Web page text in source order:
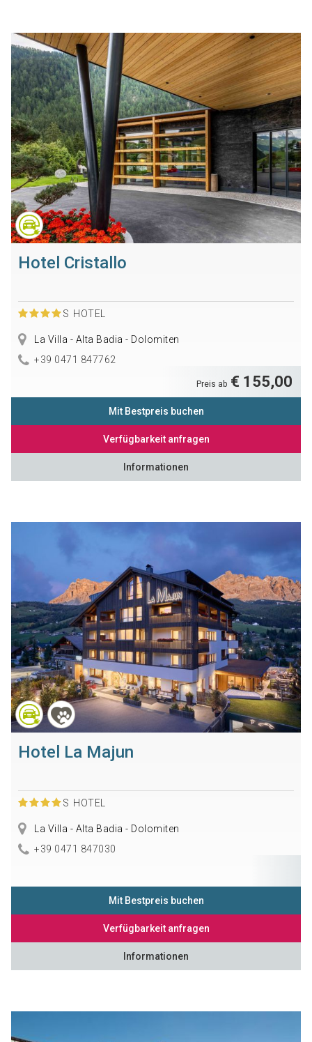
Hotel Cristallo
S HOTEL
La Villa - Alta Badia - Dolomiten
+39 0471 847762
Preis ab € 155,00
Mit Bestpreis buchen
Verfügbarkeit anfragen
Informationen
Hotel La Majun
S HOTEL
La Villa - Alta Badia - Dolomiten
+39 0471 847030
Mit Bestpreis buchen
Verfügbarkeit anfragen
Informationen